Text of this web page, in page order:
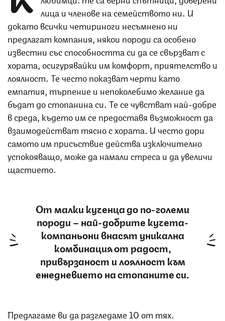
лица и членове на семейството ни. И
докато всички четириноги несъмнено ни
предлагат компания, някои породи са особено
известни със способността си да се свързват с
хората, осигурявайки им комфорт, приятелство и
лоялност. Те често показват черти като
емпатия, търпение и непоколебимо желание да
бъдат до стопанина си. Те се чувстват най-добре
в среда, където им се предоставя възможност да
взаимодействат тясно с хората. И често дори
самото им присъствие действа изключително
успокояващо, може да намали стреса и да увеличи
щастието.
От малки кученца до по-големи
породи – най-добрите кучета-
компаньони внасят уникална
комбинация от радост,
привързаност и лоялност към
ежедневието на стопаните си.
Предлагаме ви да разгледаме 10 от тях.